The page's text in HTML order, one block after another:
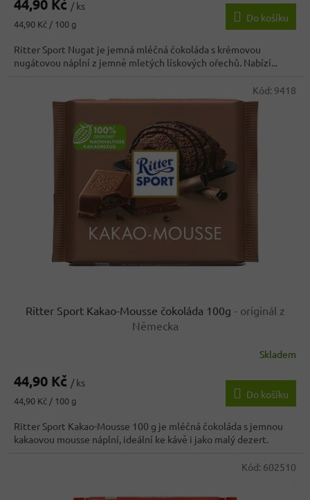
produktu
3,6
z
5
hvězdiček.
44,90 Kč / ks
Měrná
44,90 Kč / 100 g
Do košíku
Ritter Sport Nugat je jemná mléčná čokoláda s krémovou
nugátovou náplní z jemně mletých lískových ořechů. Nabízí...
Ritter Sport Kakao-Mousse čokoláda 100g - originál z
Německa
produktu
4,1
z
5
Skladem
44,90 Kč / ks
Měrná
44,90 Kč / 100 g
Do košíku
Ritter Sport Kakao-Mousse 100 g je mléčná čokoláda s jemnou
kakaovou mousse náplní, ideální ke kávě i jako malý dezert.
Kód: 9418
Kód: 602510